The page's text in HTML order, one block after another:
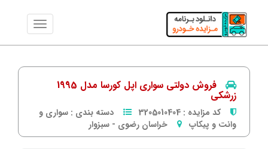
فروش دولتی سواری اپل کورسا مدل 1995
زرشکی
کد مزایده : 3205010404 دسته بندی : سواری و
وانت و پیکاپ
خراسان رضوی - سبزوار